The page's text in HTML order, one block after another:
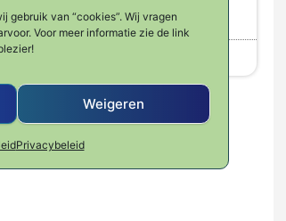
gebruik van “cookies”. Wij vragen
Voor meer informatie zie de link
Weigeren
Privacybeleid
worden op de productpagina
€15.95
Dit product